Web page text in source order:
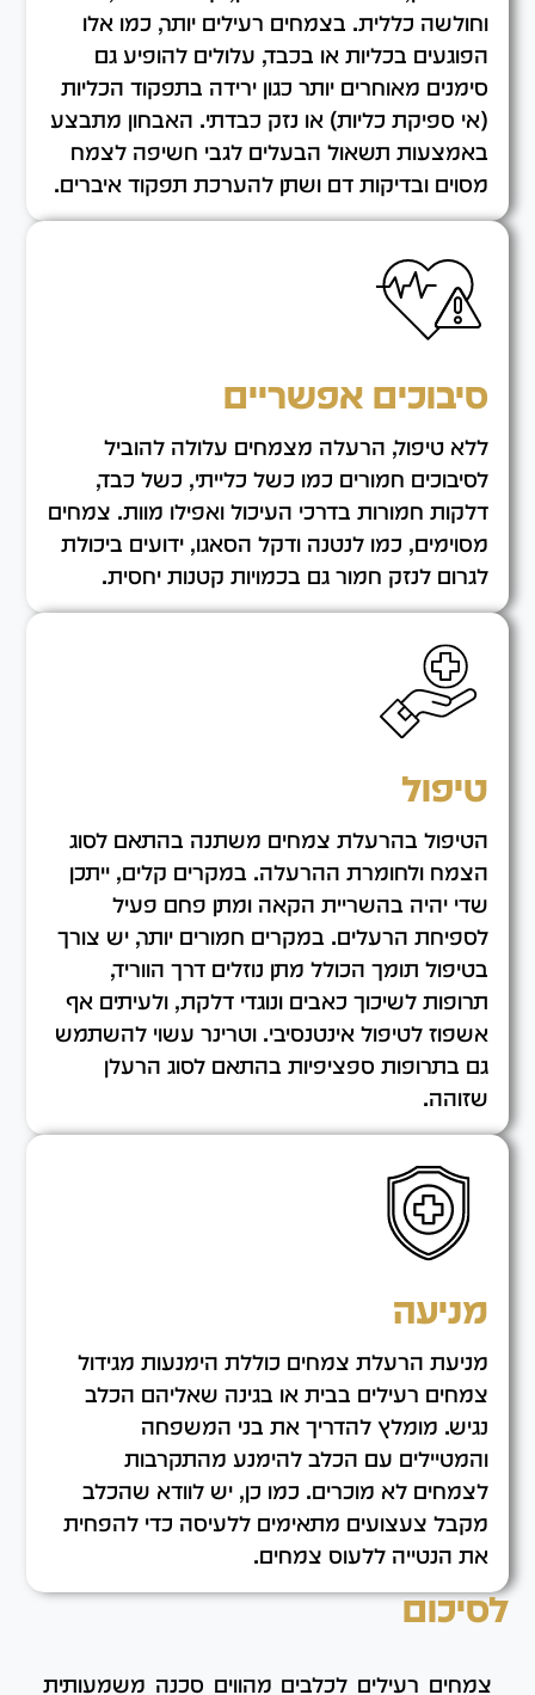
וחולשה כללית. בצמחים רעילים יותר, כמו אלו
הפוגעים בכליות או בכבד, עלולים להופיע גם
סימנים מאוחרים יותר כגון ירידה בתפקוד הכליות
(אי ספיקת כליות) או נזק כבדתי. האבחון מתבצע
באמצעות תשאול הבעלים לגבי חשיפה לצמח
מסוים ובדיקות דם ושתן להערכת תפקוד איברים.
סיבוכים אפשריים
ללא טיפול, הרעלה מצמחים עלולה להוביל
לסיבוכים חמורים כמו כשל כלייתי, כשל כבד,
דלקות חמורות בדרכי העיכול ואפילו מוות. צמחים
מסוימים, כמו לנטנה ודקל הסאגו, ידועים ביכולת
לגרום לנזק חמור גם בכמויות קטנות יחסית.
טיפול
הטיפול בהרעלת צמחים משתנה בהתאם לסוג
הצמח ולחומרת ההרעלה. במקרים קלים, ייתכן
שדי יהיה בהשריית הקאה ומתן פחם פעיל
לספיחת הרעלים. במקרים חמורים יותר, יש צורך
בטיפול תומך הכולל מתן נוזלים דרך הווריד,
תרופות לשיכוך כאבים ונוגדי דלקת, ולעיתים אף
אשפוז לטיפול אינטנסיבי. וטרינר עשוי להשתמש
גם בתרופות ספציפיות בהתאם לסוג הרעלן
שזוהה.
מניעה
מניעת הרעלת צמחים כוללת הימנעות מגידול
צמחים רעילים בבית או בגינה שאליהם הכלב
נגיש. מומלץ להדריך את בני המשפחה
והמטיילים עם הכלב להימנע מהתקרבות
לצמחים לא מוכרים. כמו כן, יש לוודא שהכלב
מקבל צעצועים מתאימים ללעיסה כדי להפחית
את הנטייה ללעוס צמחים.
לסיכום
צמחים רעילים לכלבים מהווים סכנה משמעותית